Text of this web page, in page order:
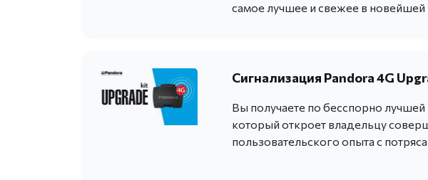
самое лучшее и свежее в
Сигнализация Pandora 4G
Вы получаете по бесспорно
который откроет владельцу
пользовательского опыта с